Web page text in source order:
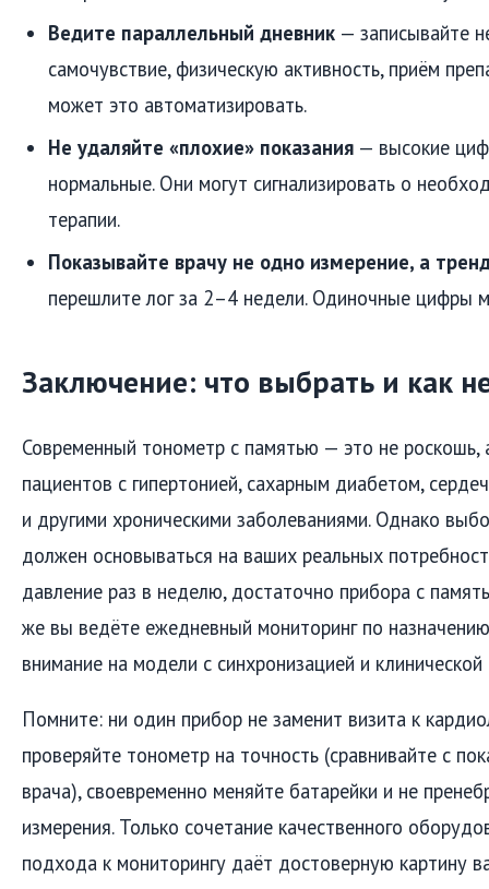
Ведите параллельный дневник — записывайте
самочувствие, физическую активность, приём
может это автоматизировать.
Не удаляйте «плохие» показания — высокие
нормальные. Они могут сигнализировать о
терапии.
Показывайте врачу не одно измерение, а
перешлите лог за 2–4 недели. Одиночные цифры
Заключение: что выбрать и как
Современный тонометр с памятью — это не
пациентов с гипертонией, сахарным диабетом,
и другими хроническими заболеваниями. Однако
должен основываться на ваших реальных
давление раз в неделю, достаточно прибора с
же вы ведёте ежедневный мониторинг по
внимание на модели с синхронизацией и
Помните: ни один прибор не заменит визита к
проверяйте тонометр на точность (сравнивайте с
врача), своевременно меняйте батарейки и не
измерения. Только сочетание качественного
подхода к мониторингу даёт достоверную картину